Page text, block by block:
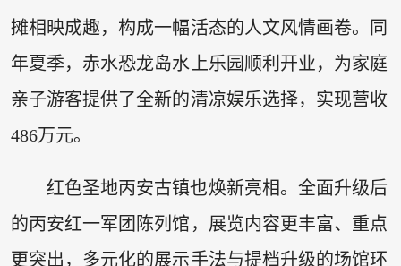
摊相映成趣，构成一幅活态的人文风情画卷。同
年夏季，赤水恐龙岛水上乐园顺利开业，为家庭
亲子游客提供了全新的清凉娱乐选择，实现营收
486万元。
红色圣地丙安古镇也焕新亮相。全面升级后
的丙安红一军团陈列馆，展览内容更丰富、重点
更突出，多元化的展示手法与提档升级的场馆环